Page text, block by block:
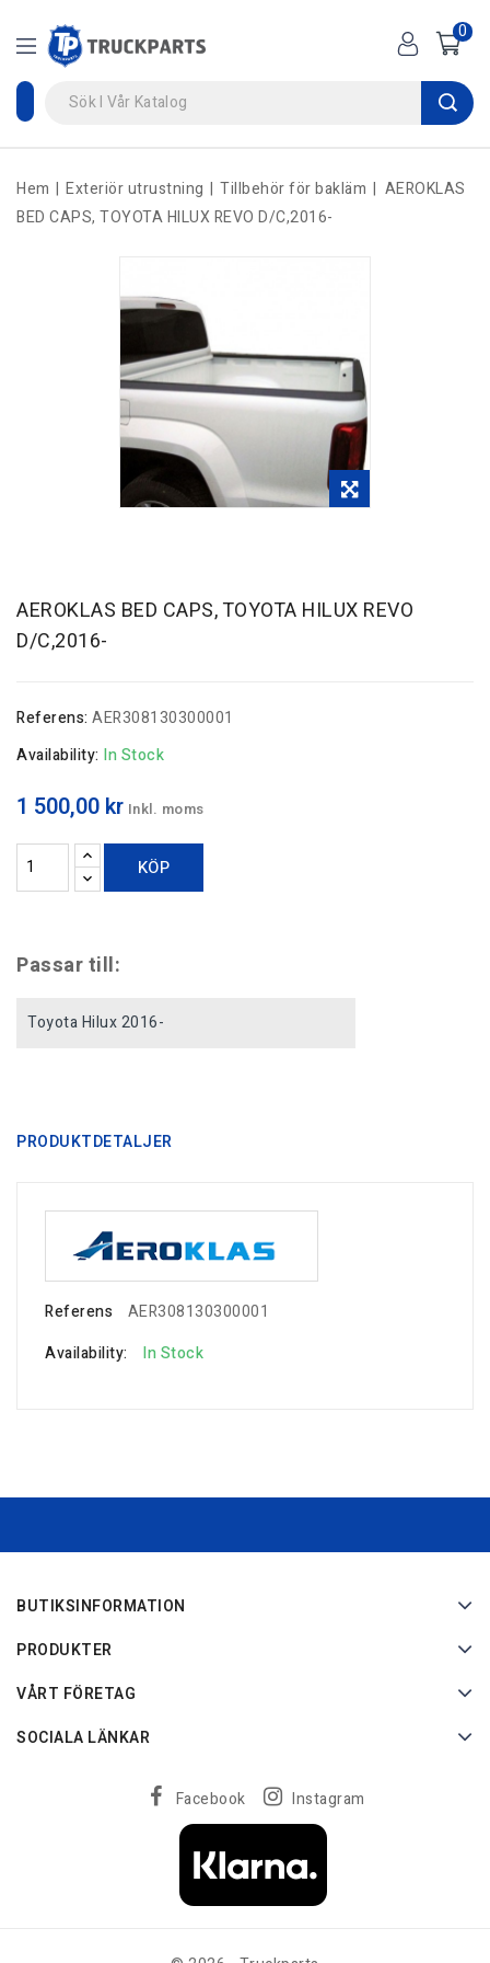
0
Hem Exteriör utrustning Tillbehör för bakläm
AEROKLAS
BED CAPS, TOYOTA HILUX REVO D/C,2016-
AEROKLAS BED CAPS, TOYOTA HILUX REVO
D/C,2016-
Referens: AER308130300001
Availability: In Stock
1 500,00 kr Inkl. moms
KÖP
Passar till:
Toyota Hilux 2016-
PRODUKTDETALJER
Referens
AER308130300001
Availability:
In Stock
BUTIKSINFORMATION
PRODUKTER
VÅRT FÖRETAG
SOCIALA LÄNKAR
Facebook Instagram